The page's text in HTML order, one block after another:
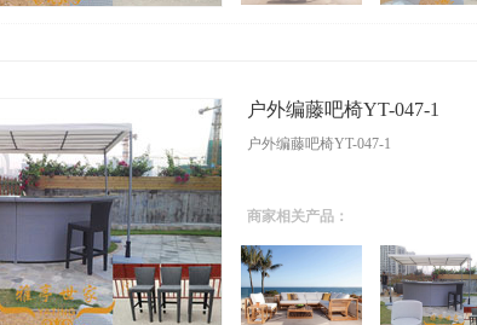
户外编藤吧椅YT-047-1
户外编藤吧椅YT-047-1
商家相关产品：